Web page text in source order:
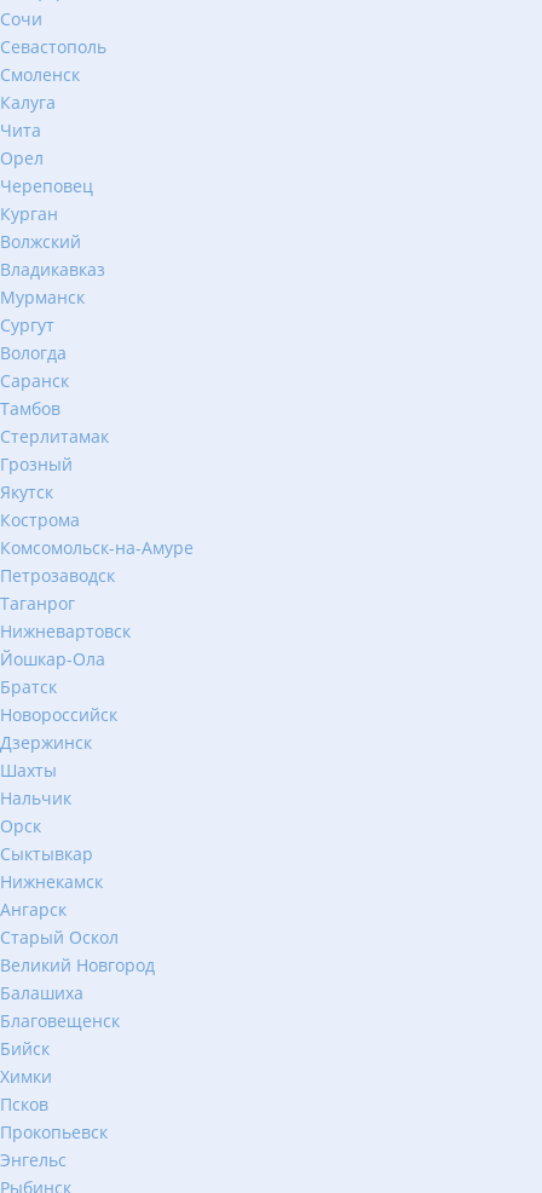
Сочи
Севастополь
Смоленск
Калуга
Чита
Орел
Череповец
Курган
Волжский
Владикавказ
Мурманск
Сургут
Вологда
Саранск
Тамбов
Стерлитамак
Грозный
Якутск
Кострома
Комсомольск-на-Амуре
Петрозаводск
Таганрог
Нижневартовск
Йошкар-Ола
Братск
Новороссийск
Дзержинск
Шахты
Нальчик
Орск
Сыктывкар
Нижнекамск
Ангарск
Старый Оскол
Великий Новгород
Балашиха
Благовещенск
Бийск
Химки
Псков
Прокопьевск
Энгельс
Рыбинск